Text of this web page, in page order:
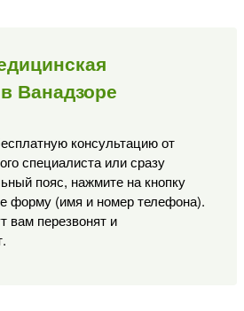
Ванадзоре
консультацию от
специалиста или сразу
пояс, нажмите на кнопку
форму (имя и номер телефона).
вам перезвонят и